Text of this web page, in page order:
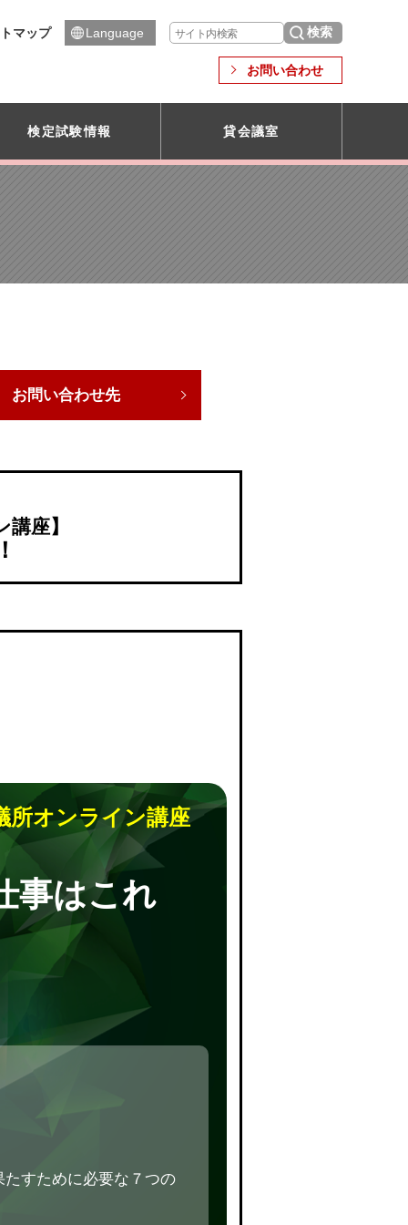
マップ Language
お問い合わせ
検定試験情報 貸会議室
お問い合わせ先
座】
所オンライン講座
事はこれ
すために必要な７つの